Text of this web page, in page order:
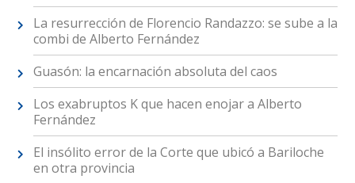
La resurrección de Florencio Randazzo: se sube a la
combi de Alberto Fernández
Guasón: la encarnación absoluta del caos
Los exabruptos K que hacen enojar a Alberto
Fernández
El insólito error de la Corte que ubicó a Bariloche
en otra provincia